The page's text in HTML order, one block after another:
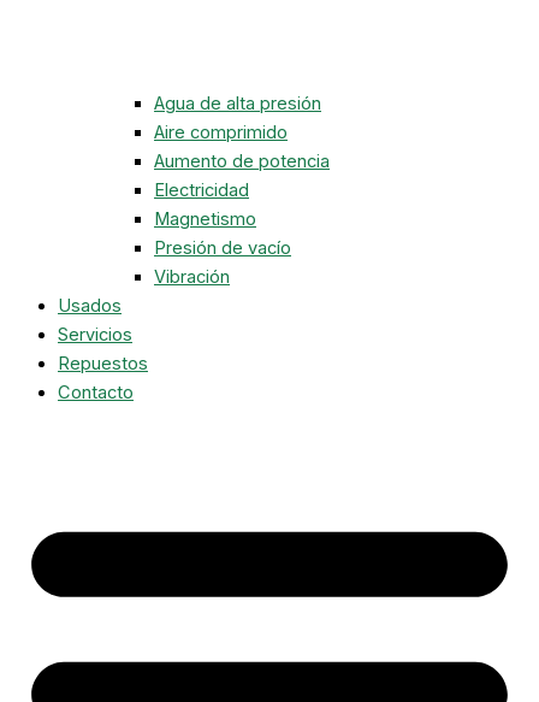
Agua de alta presión
Aire comprimido
Aumento de potencia
Electricidad
Magnetismo
Presión de vacío
Vibración
Usados
Servicios
Repuestos
Contacto